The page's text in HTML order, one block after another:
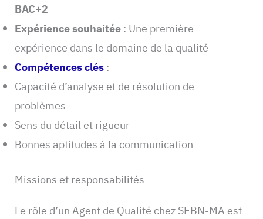
BAC+2
Expérience souhaitée: Une première
expérience dans le domaine de la qualité
Compétences clés:
Capacité d’analyse et de résolution de
problèmes
Sens du détail et rigueur
Bonnes aptitudes à la communication
Missions et responsabilités
Le rôle d’un Agent de Qualité chez SEBN-MA est